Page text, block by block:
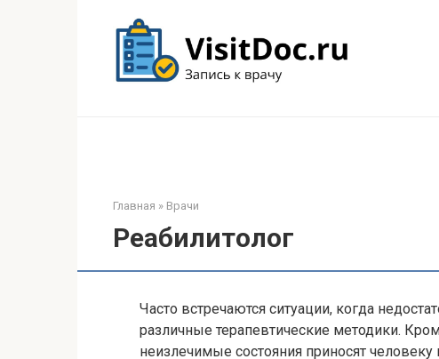
Главная » Врачи
Реабилитолог
Часто встречаются ситуации, когда
различные терапевтические методики.
неизлечимые состояния приносят